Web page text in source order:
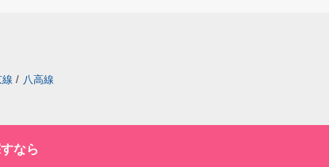
線 / 八高線
なら